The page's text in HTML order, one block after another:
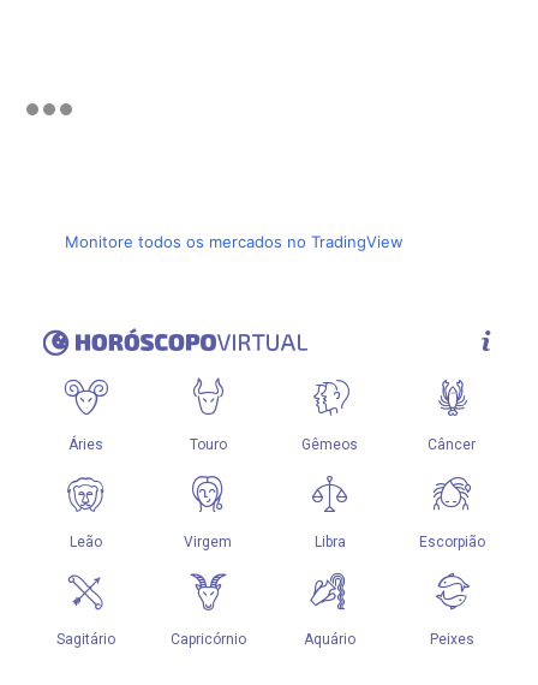
Monitore todos os mercados no TradingView